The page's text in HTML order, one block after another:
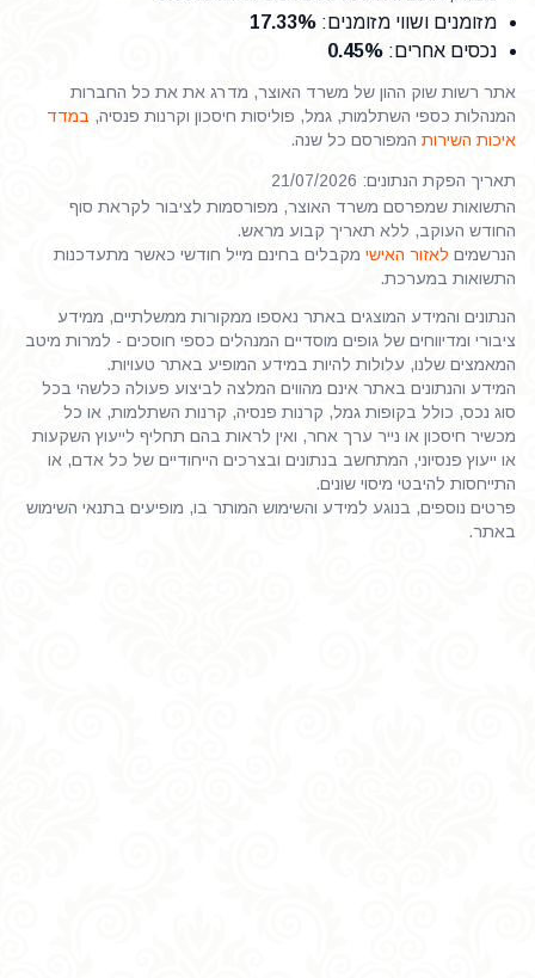
מזומנים ושווי מזומנים:
17.33%
נכסים אחרים:
0.45%
אתר רשות שוק ההון של משרד האוצר, מדרג את את כל החברות
המנהלות כספי השתלמות, גמל, פוליסות חיסכון וקרנות פנסיה, במדד
איכות השירות המפורסם כל שנה.
תאריך הפקת הנתונים: 21/07/2026
התשואות שמפרסם משרד האוצר, מפורסמות לציבור לקראת סוף
החודש העוקב, ללא תאריך קבוע מראש.
הנרשמים לאזור האישי מקבלים בחינם מייל חודשי כאשר מתעדכנות
התשואות במערכת.
הנתונים והמידע המוצגים באתר נאספו ממקורות ממשלתיים, ממידע
ציבורי ומדיווחים של גופים מוסדיים המנהלים כספי חוסכים - למרות מיטב
המאמצים שלנו, עלולות להיות במידע המופיע באתר טעויות.
המידע והנתונים באתר אינם מהווים המלצה לביצוע פעולה כלשהי בכל
סוג נכס, כולל בקופות גמל, קרנות פנסיה, קרנות השתלמות, או כל
מכשיר חיסכון או נייר ערך אחר, ואין לראות בהם תחליף לייעוץ השקעות
או ייעוץ פנסיוני, המתחשב בנתונים ובצרכים הייחודיים של כל אדם, או
התייחסות להיבטי מיסוי שונים.
פרטים נוספים, בנוגע למידע והשימוש המותר בו, מופיעים בתנאי השימוש
באתר.